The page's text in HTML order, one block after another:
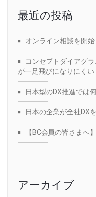
最近の投稿
オンライン相談を開始
コンセプトダイアグ
が一足飛びになりにくい
日本型のDX推進では
日本の企業が全社DX
【BC会員の皆さまへ
アーカイブ